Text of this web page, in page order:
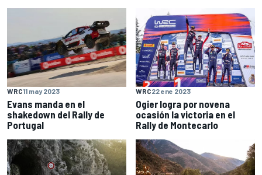
WRC11 may 2023
Evans manda en el
shakedown del Rally de
Portugal
WRC22 ene 2023
Ogier logra por novena
ocasión la victoria en el
Rally de Montecarlo